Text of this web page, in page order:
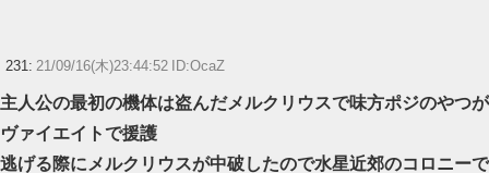
231: 21/09/16(木)23:44:52 ID:OcaZ
主人公の最初の機体は盗んだメルクリウスで味方ポジのやつが
ヴァイエイトで援護
逃げる際にメルクリウスが中破したので水星近郊のコロニーで